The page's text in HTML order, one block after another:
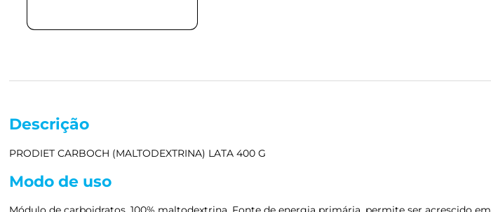
Descrição
PRODIET CARBOCH (MALTODEXTRINA) LATA 400 G
Modo de uso